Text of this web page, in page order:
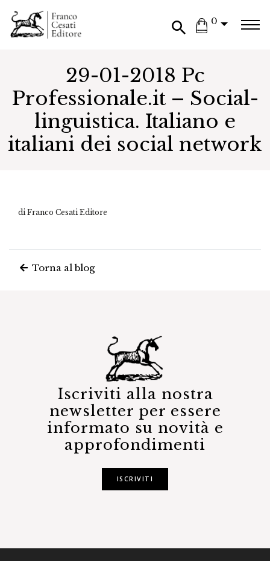
0
29-01-2018 Pc
Professionale.it – Social-
linguistica. Italiano e
italiani dei social network
di Franco Cesati Editore
Torna al blog
Iscriviti alla nostra
newsletter per essere
informato su novità e
approfondimenti
ISCRIVITI